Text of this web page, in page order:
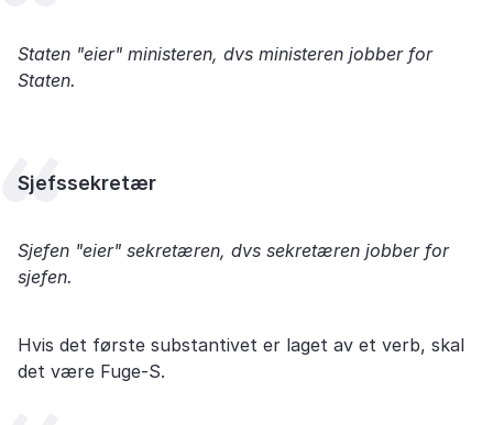
Staten "eier" ministeren, dvs ministeren jobber for
Staten.
Sjefssekretær
Sjefen "eier" sekretæren, dvs sekretæren jobber for
sjefen.
Hvis det første substantivet er laget av et verb, skal
det være Fuge-S.